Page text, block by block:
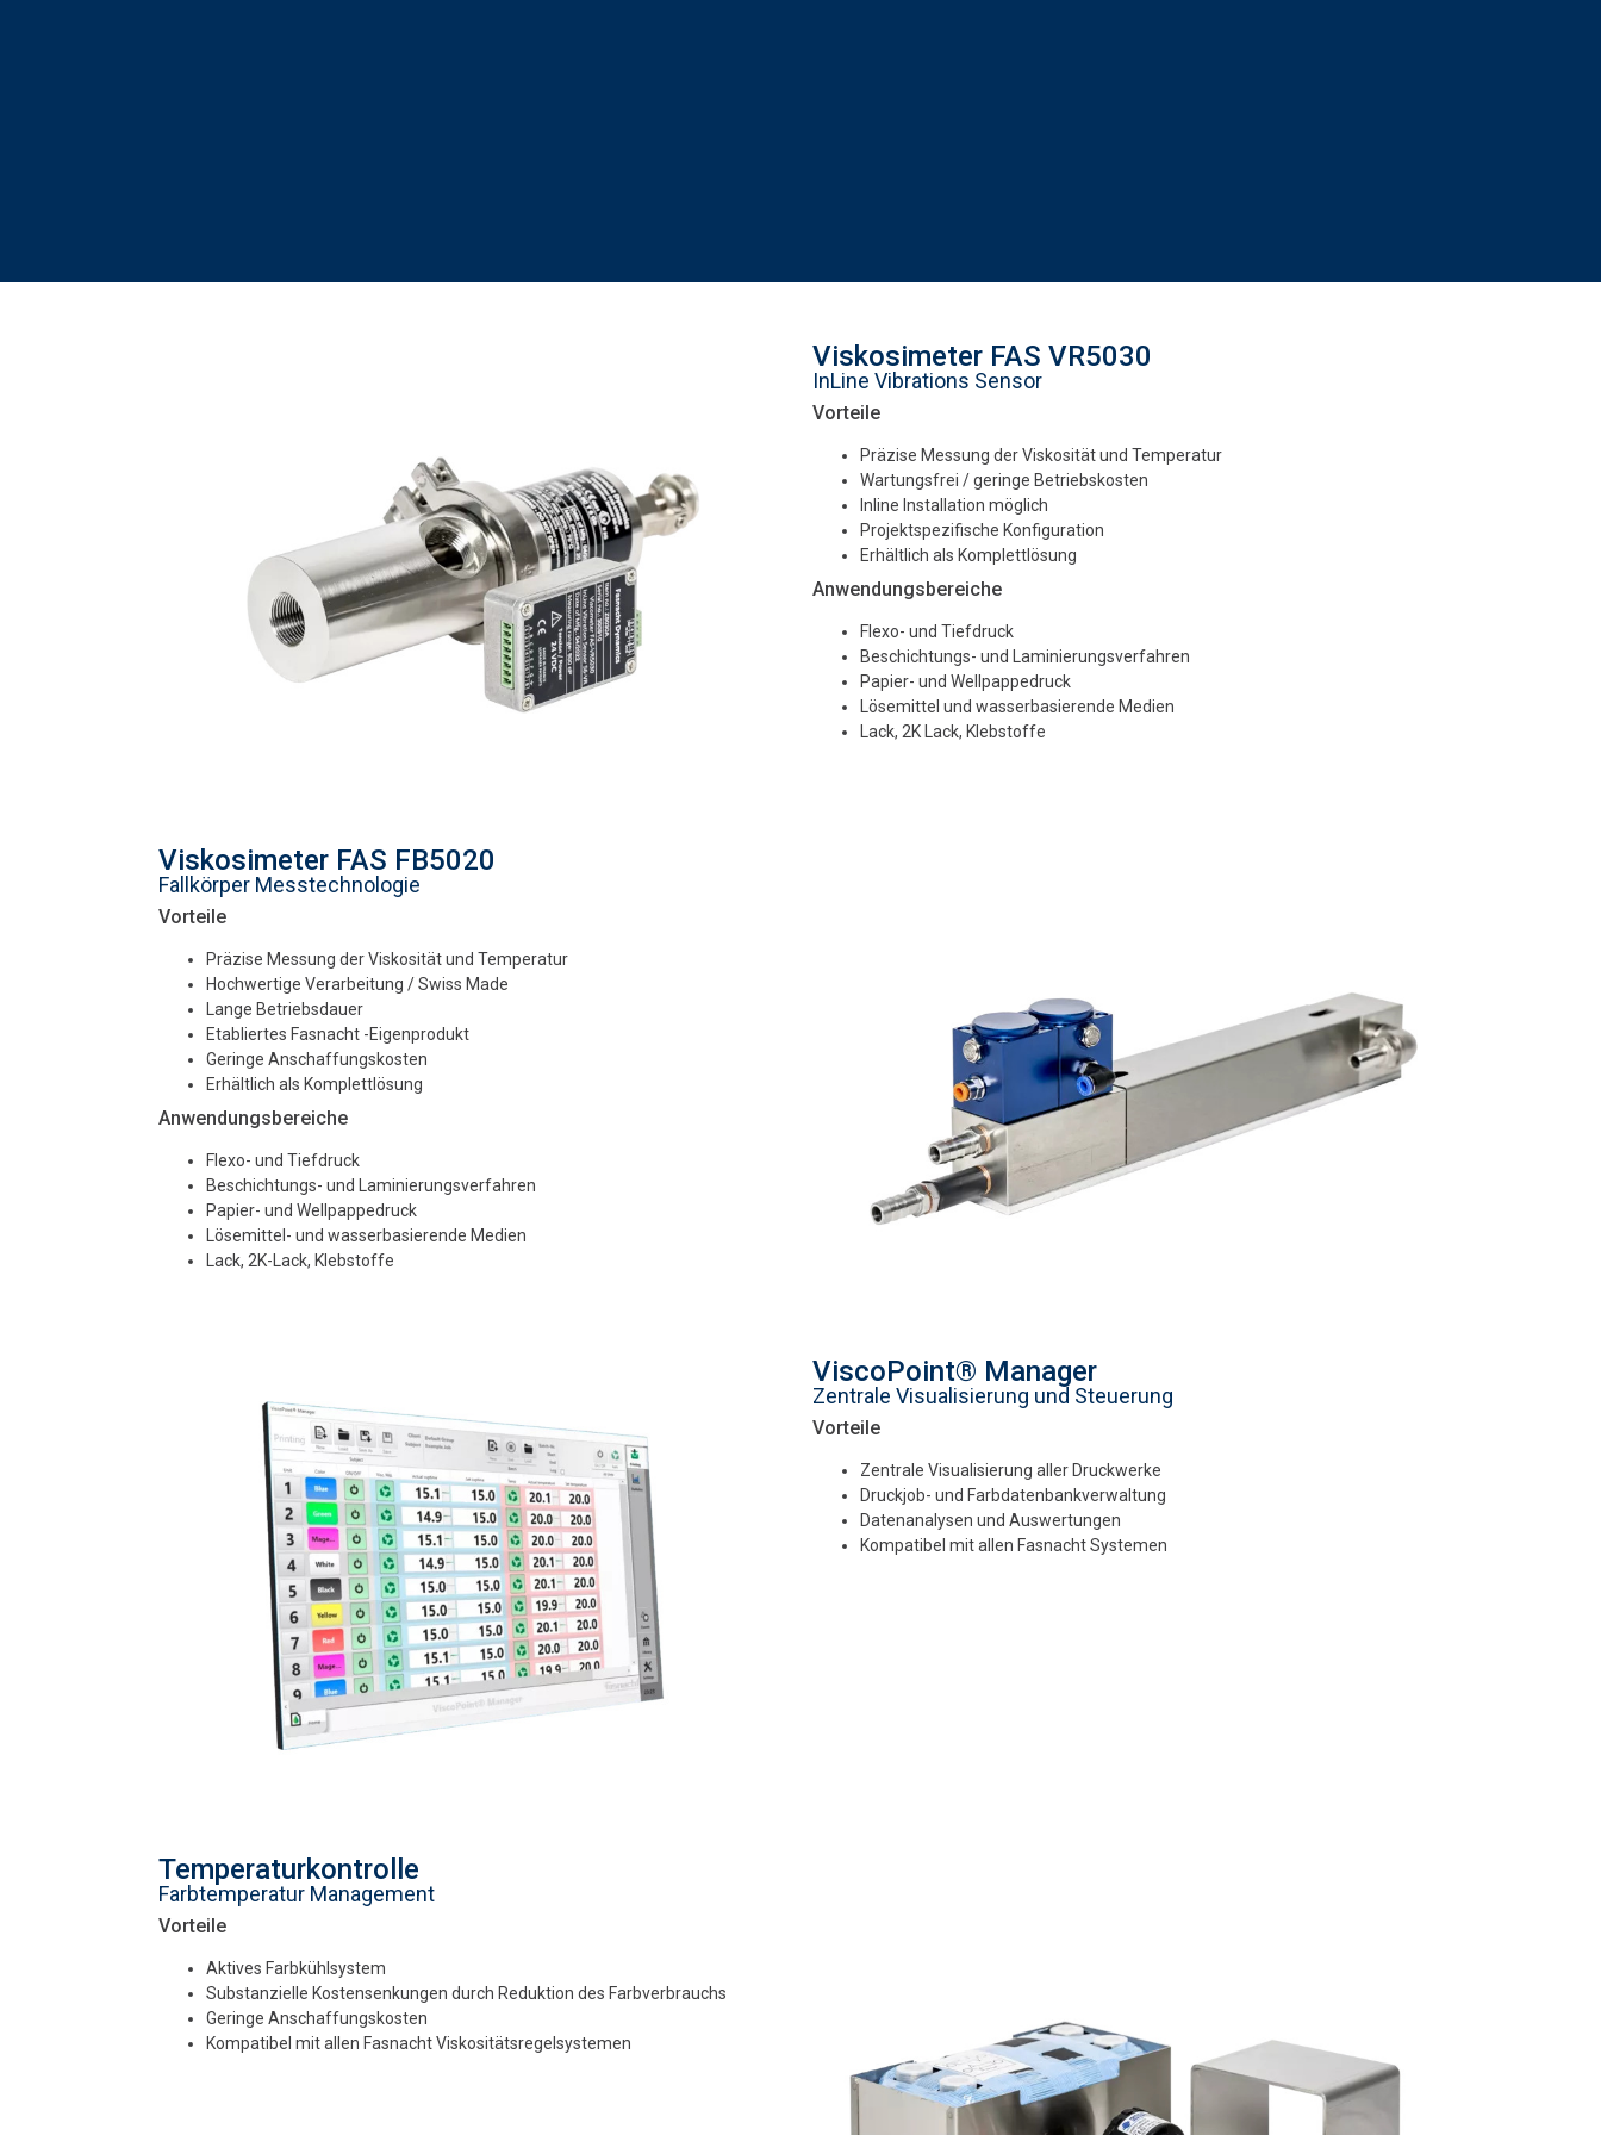
Viskosimeter FAS VR5030
InLine Vibrations Sensor
Vorteile
Präzise Messung der Viskosität und Temperatur
Wartungsfrei / geringe Betriebskosten
Inline Installation möglich
Projektspezifische Konfiguration
Erhältlich als Komplettlösung
Anwendungsbereiche
Flexo- und Tiefdruck
Beschichtungs- und Laminierungsverfahren
Papier- und Wellpappedruck
Lösemittel und wasserbasierende Medien
Lack, 2K Lack, Klebstoffe
Viskosimeter FAS FB5020
Fallkörper Messtechnologie
Vorteile
Präzise Messung der Viskosität und Temperatur
Hochwertige Verarbeitung / Swiss Made
Lange Betriebsdauer
Etabliertes Fasnacht -Eigenprodukt
Geringe Anschaffungskosten
Erhältlich als Komplettlösung
Anwendungsbereiche
Flexo- und Tiefdruck
Beschichtungs- und Laminierungsverfahren
Papier- und Wellpappedruck
Lösemittel- und wasserbasierende Medien
Lack, 2K-Lack, Klebstoffe
ViscoPoint® Manager
Zentrale Visualisierung und Steuerung
Vorteile
Zentrale Visualisierung aller Druckwerke
Druckjob- und Farbdatenbankverwaltung
Datenanalysen und Auswertungen
Kompatibel mit allen Fasnacht Systemen
Temperaturkontrolle
Farbtemperatur Management
Vorteile
Aktives Farbkühlsystem
Substanzielle Kostensenkungen durch Reduktion des Farbverbrauchs
Geringe Anschaffungskosten
Kompatibel mit allen Fasnacht Viskositätsregelsystemen